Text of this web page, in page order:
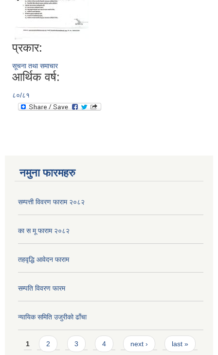
प्रकार:
सूचना तथा समाचार
आर्थिक वर्ष:
८०/८१
नमुना फारमहरु
सम्पत्ती विवरण फाराम २०८२
का स मू फाराम २०८२
तहवृद्धि आवेदन फाराम
सम्पति विवरण फारम
न्यायिक समिति उजुरीको ढाँचा
Pages
1 2 3 4 next › last »